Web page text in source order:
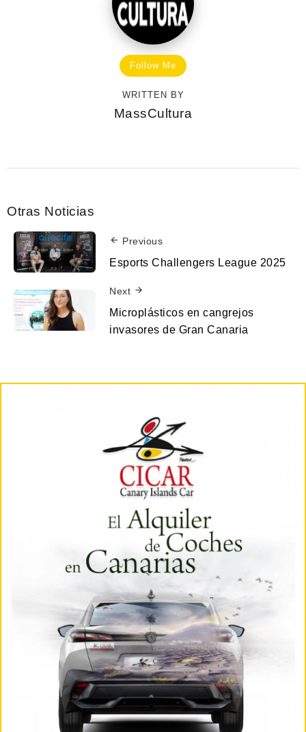
Follow Me
WRITTEN BY
MassCultura
Otras Noticias
Previous
Esports Challengers League 2025
Next
Microplásticos en cangrejos
invasores de Gran Canaria